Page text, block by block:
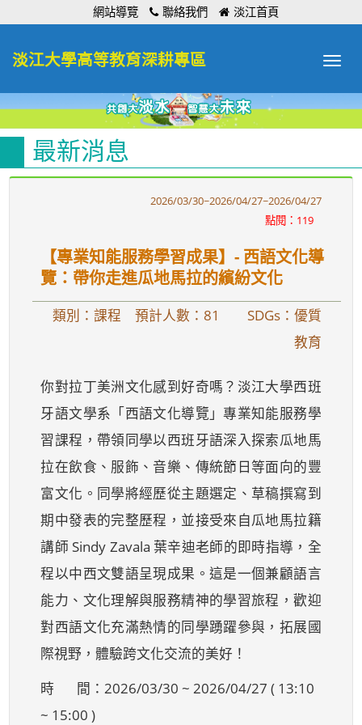
網站導覽 聯絡我們 淡江首頁
Toggle
淡江大學高等教育深耕專區
最新消息
2026/03/30~2026/04/27~2026/04/27
點閱：119
【專業知能服務學習成果】- 西語文化導
覽：帶你走進瓜地馬拉的繽紛文化
類別：課程 預計人數：81
SDGs：優質
教育
你對拉丁美洲文化感到好奇嗎？淡江大學西班
牙語文學系「西語文化導覽」專業知能服務學
習課程，帶領同學以西班牙語深入探索瓜地馬
拉在飲食、服飾、音樂、傳統節日等面向的豐
富文化。同學將經歷從主題選定、草稿撰寫到
期中發表的完整歷程，並接受來自瓜地馬拉籍
講師 Sindy Zavala 葉辛迪老師的即時指導，全
程以中西文雙語呈現成果。這是一個兼顧語言
能力、文化理解與服務精神的學習旅程，歡迎
對西語文化充滿熱情的同學踴躍參與，拓展國
際視野，體驗跨文化交流的美好！
時 間：2026/03/30 ~ 2026/04/27 ( 13:10
~ 15:00 )